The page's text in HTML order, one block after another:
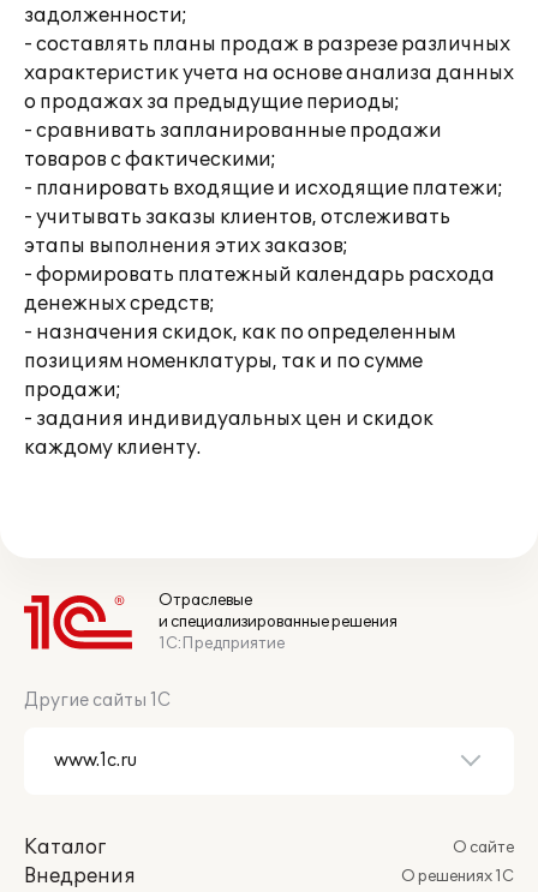
задолженности;
- составлять планы продаж в разрезе различных
характеристик учета на основе анализа данных
о продажах за предыдущие периоды;
- сравнивать запланированные продажи
товаров с фактическими;
- планировать входящие и исходящие платежи;
- учитывать заказы клиентов, отслеживать
этапы выполнения этих заказов;
- формировать платежный календарь расхода
денежных средств;
- назначения скидок, как по определенным
позициям номенклатуры, так и по сумме
продажи;
- задания индивидуальных цен и скидок
каждому клиенту.
Отраслевые
и специализированные решения
1С:Предприятие
Другие сайты 1С
Каталог
Внедрения
О сайте
О решениях 1С